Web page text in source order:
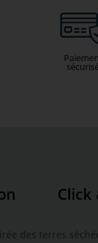
Click
des terres